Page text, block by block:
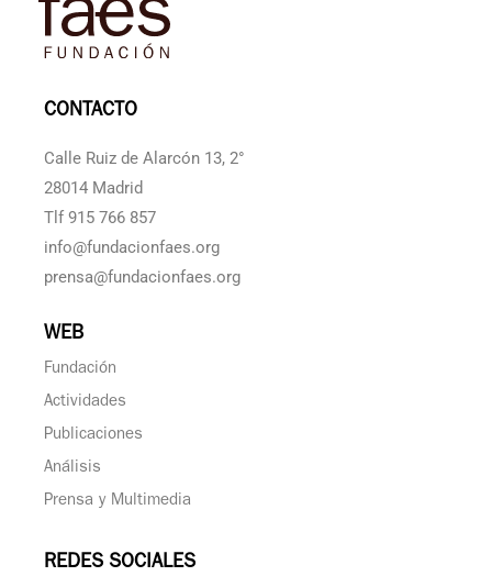
CONTACTO
Calle Ruiz de Alarcón 13, 2°
28014 Madrid
Tlf 915 766 857
info@fundacionfaes.org
prensa@fundacionfaes.org
WEB
Fundación
Actividades
Publicaciones
Análisis
Prensa y Multimedia
REDES SOCIALES